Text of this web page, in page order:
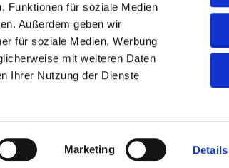
Funktionen für soziale Medien
Außerdem geben wir
für soziale Medien, Werbung
mit weiteren Daten
Ihrer Nutzung der Dienste
Marketing
DE14 3506 0190 6531 7000 05, BIC: GENODED1DKD
Engers
der Stadt Neuwied